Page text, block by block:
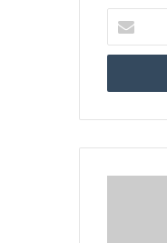
Posta
adresinizi